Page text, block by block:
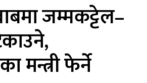
जम्मकट्टेल–
मन्त्री फेर्ने